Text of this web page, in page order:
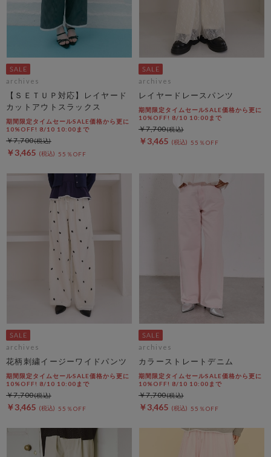
archives
【ＳＥＴＵＰ対応】レイヤード
カットアウトスラックス
期間限定タイムセールSALE価格から更に
10%OFF! 8/10 10:00まで
￥3,465 55％OFF
￥7,700
archives
レイヤードレースパンツ
期間限定タイムセールSALE価格から更に
10%OFF! 8/10 10:00まで
￥3,465 55％OFF
￥7,700
archives
花柄刺繍イージーワイドパンツ
期間限定タイムセールSALE価格から更に
10%OFF! 8/10 10:00まで
￥3,465 55％OFF
￥7,700
archives
カラーストレートデニム
期間限定タイムセールSALE価格から更に
10%OFF! 8/10 10:00まで
￥3,465 55％OFF
￥7,700